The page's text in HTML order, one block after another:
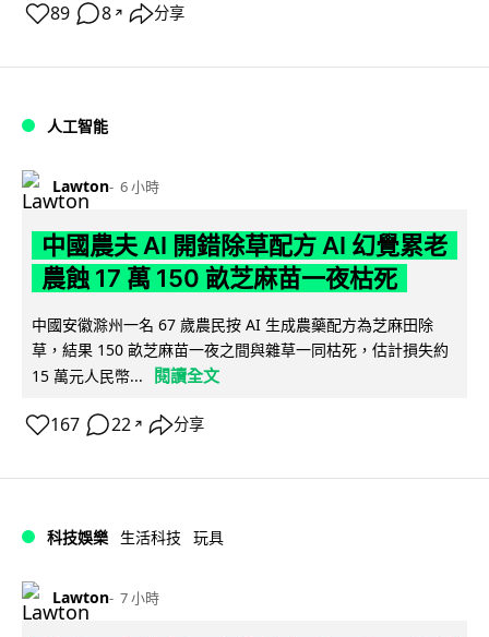
89 8 ↗ 分享
人工智能
Lawton 6 小時
中國農夫 AI 開錯除草配方 AI 幻覺累老
農蝕 17 萬 150 畝芝麻苗一夜枯死
中國安徽滁州一名 67 歲農民按 AI 生成農藥配方為芝麻田除
草，結果 150 畝芝麻苗一夜之間與雜草一同枯死，估計損失約
15 萬元人民幣...
閱讀全文
167 22 ↗ 分享
科技娛樂 生活科技 玩具
Lawton 7 小時